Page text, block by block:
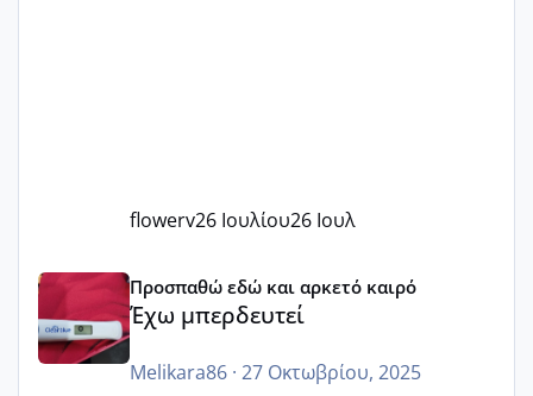
flowerv26 Ιουλίου26 Ιουλ
Έχω μπερδευτεί
Προσπαθώ εδώ και αρκετό καιρό
Έχω μπερδευτεί
Melikara86· 27 Οκτωβρίου, 2025